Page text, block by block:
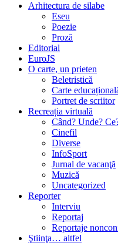
Arhitectura de silabe
Eseu
Poezie
Proză
Editorial
EuroJS
O carte, un prieten
Beletristică
Carte
Portret de scriitor
Recreația virtuală
Când? Unde?
Cinefil
Diverse
InfoSport
Jurnal de vacanţă
Muzică
Uncategorized
Reporter
Interviu
Reportaj
Reportaje
Ştiinţa… altfel